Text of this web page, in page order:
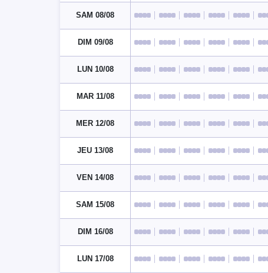
SAM 08/08
DIM 09/08
LUN 10/08
MAR 11/08
MER 12/08
JEU 13/08
VEN 14/08
SAM 15/08
DIM 16/08
LUN 17/08